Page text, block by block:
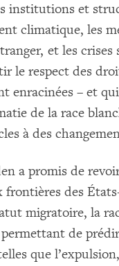
institutions et
climatique, les
et les crises
le respect des
enracinées – et
de la race
à des
a promis de
des
migratoire, la
de
que